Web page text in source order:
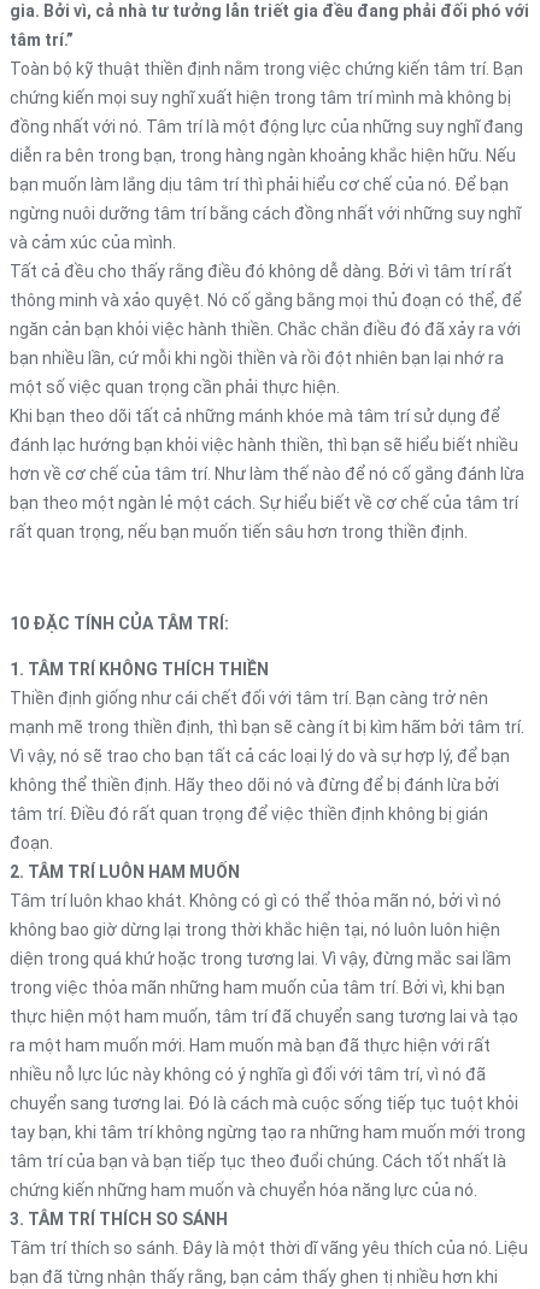
gia. Bởi vì, cả nhà tư tưởng lẫn triết gia đều đang phải đối phó với
tâm trí.”
Toàn bộ kỹ thuật thiền định nằm trong việc chứng kiến ​​tâm trí. Bạn
chứng kiến ​​mọi suy nghĩ xuất hiện trong tâm trí mình mà không bị
đồng nhất với nó. Tâm trí là một động lực của những suy nghĩ đang
diễn ra bên trong bạn, trong hàng ngàn khoảng khắc hiện hữu. Nếu
bạn muốn làm lắng dịu tâm trí thì phải hiểu cơ chế của nó. Để bạn
ngừng nuôi dưỡng tâm trí bằng cách đồng nhất với những suy nghĩ
và cảm xúc của mình.
Tất cả đều cho thấy rằng điều đó không dễ dàng. Bởi vì tâm trí rất
thông minh và xảo quyệt. Nó cố gắng bằng mọi thủ đoạn có thể, để
ngăn cản bạn khỏi việc hành thiền. Chắc chắn điều đó đã xảy ra với
bạn nhiều lần, cứ mỗi khi ngồi thiền và rồi đột nhiên bạn lại nhớ ra
một số việc quan trọng cần phải thực hiện.
Khi bạn theo dõi tất cả những mánh khóe mà tâm trí sử dụng để
đánh lạc hướng bạn khỏi việc hành thiền, thì bạn sẽ hiểu biết nhiều
hơn về cơ chế của tâm trí. Như làm thế nào để nó cố gắng đánh lừa
bạn theo một ngàn lẻ một cách. Sự hiểu biết về cơ chế của tâm trí
rất quan trọng, nếu bạn muốn tiến sâu hơn trong thiền định.
10 ĐẶC TÍNH CỦA TÂM TRÍ:
1. TÂM TRÍ KHÔNG THÍCH THIỀN
Thiền định giống như cái chết đối với tâm trí. Bạn càng trở nên
mạnh mẽ trong thiền định, thì bạn sẽ càng ít bị kìm hãm bởi tâm trí.
Vì vậy, nó sẽ trao cho bạn tất cả các loại lý do và sự hợp lý, để bạn
không thể thiền định. Hãy theo dõi nó và đừng để bị đánh lừa bởi
tâm trí. Điều đó rất quan trọng để việc thiền định không bị gián
đoạn.
2. TÂM TRÍ LUÔN HAM MUỐN
Tâm trí luôn khao khát. Không có gì có thể thỏa mãn nó, bởi vì nó
không bao giờ dừng lại trong thời khắc hiện tại, nó luôn luôn hiện
diện trong quá khứ hoặc trong tương lai. Vì vậy, đừng mắc sai lầm
trong việc thỏa mãn những ham muốn của tâm trí. Bởi vì, khi bạn
thực hiện một ham muốn, tâm trí đã chuyển sang tương lai và tạo
ra một ham muốn mới. Ham muốn mà bạn đã thực hiện với rất
nhiều nỗ lực lúc này không có ý nghĩa gì đối với tâm trí, vì nó đã
chuyển sang tương lai. Đó là cách mà cuộc sống tiếp tục tuột khỏi
tay bạn, khi tâm trí không ngừng tạo ra những ham muốn mới trong
tâm trí của bạn và bạn tiếp tục theo đuổi chúng. Cách tốt nhất là
chứng kiến ​​những ham muốn và chuyển hóa năng lực của nó.
3. TÂM TRÍ THÍCH SO SÁNH
Tâm trí thích so sánh. Đây là một thời dĩ vãng yêu thích của nó. Liệu
bạn đã từng nhận thấy rằng, bạn cảm thấy ghen tị nhiều hơn khi